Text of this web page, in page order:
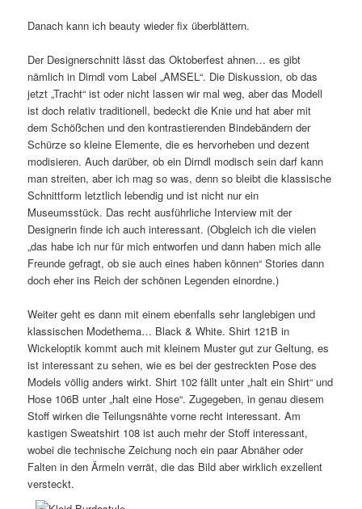
Danach kann ich beauty wieder fix überblättern.
Der Designerschnitt lässt das Oktoberfest ahnen… es gibt
nämlich in Dirndl vom Label „AMSEL“. Die Diskussion, ob das
jetzt „Tracht“ ist oder nicht lassen wir mal weg, aber das Modell
ist doch relativ traditionell, bedeckt die Knie und hat aber mit
dem Schößchen und den kontrastierenden Bindebändern der
Schürze so kleine Elemente, die es hervorheben und dezent
modisieren. Auch darüber, ob ein Dirndl modisch sein darf kann
man streiten, aber ich mag so was, denn so bleibt die klassische
Schnittform letztlich lebendig und ist nicht nur ein
Museumsstück. Das recht ausführliche Interview mit der
Designerin finde ich auch interessant. (Obgleich ich die vielen
„das habe ich nur für mich entworfen und dann haben mich alle
Freunde gefragt, ob sie auch eines haben können“ Stories dann
doch eher ins Reich der schönen Legenden einordne.)
Weiter geht es dann mit einem ebenfalls sehr langlebigen und
klassischen Modethema… Black & White. Shirt 121B in
Wickeloptik kommt auch mit kleinem Muster gut zur Geltung, es
ist interessant zu sehen, wie es bei der gestreckten Pose des
Models völlig anders wirkt. Shirt 102 fällt unter „halt ein Shirt“ und
Hose 106B unter „halt eine Hose“. Zugegeben, in genau diesem
Stoff wirken die Teilungsnähte vorne recht interessant. Am
kastigen Sweatshirt 108 ist auch mehr der Stoff interessant,
wobei die technische Zeichung noch ein paar Abnäher oder
Falten in den Ärmeln verrät, die das Bild aber wirklich exzellent
versteckt.